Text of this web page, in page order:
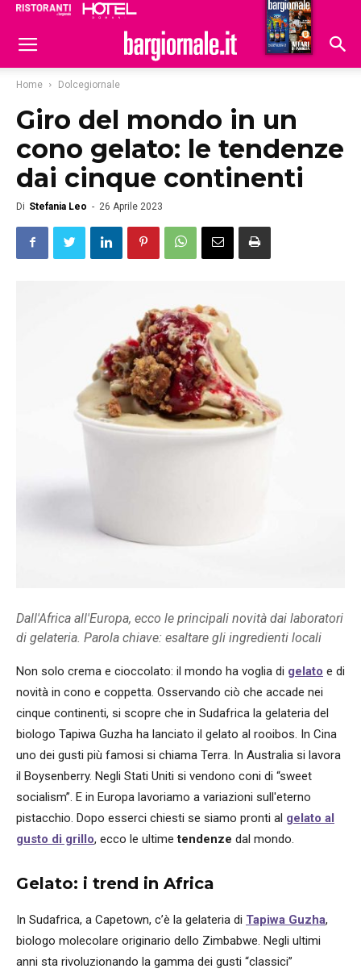
Hoteldomani
Home Dolcegiornale
Giro del mondo in un
cono gelato: le tendenze
dai cinque continenti
Di Stefania Leo - 26 Aprile 2023
Dall'Africa all'Europa, ecco le principali novità dai laboratori
di gelateria. Parola chiave: esaltare gli ingredienti locali
Non solo crema e cioccolato: il mondo ha voglia di gelato e di
novità in cono e coppetta. Osservando ciò che accade nei
cinque continenti, si scopre che in Sudafrica la gelateria del
biologo Tapiwa Guzha ha lanciato il gelato al rooibos. In Cina
uno dei gusti più famosi si chiama Terra. In Australia si lavora
il Boysenberry. Negli Stati Uniti si vendono coni di “sweet
socialism”. E in Europa lavoriamo a variazioni sull'eterno
pistacchio. Dopo esserci chiesti se siamo pronti al gelato al
gusto di grillo, ecco le ultimetendenze dal mondo.
Gelato: i trend in Africa
In Sudafrica, a Capetown, c’è la gelateria di Tapiwa Guzha,
biologo molecolare originario dello Zimbabwe. Negli ultimi
anni sta rivoluzionando la gamma dei gusti “classici”